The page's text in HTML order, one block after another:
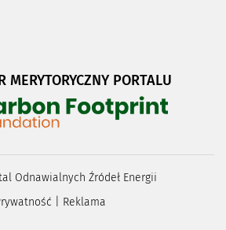
MERYTORYCZNY PORTALU
Odnawialnych Źródeł Energii
Reklama